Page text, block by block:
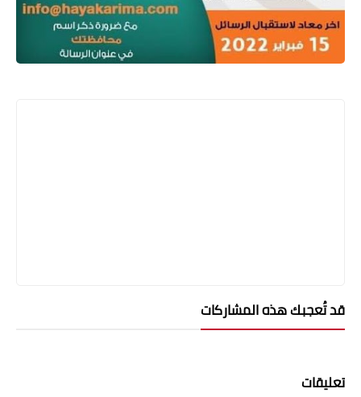
قد تُعجبك هذه المشاركات
تعليقات